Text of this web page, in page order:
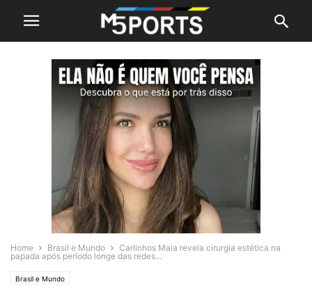
Home Brasil e Mundo
Carlinhos Maia revela cirurgia estética na
papada após período longe das redes...
Brasil e Mundo